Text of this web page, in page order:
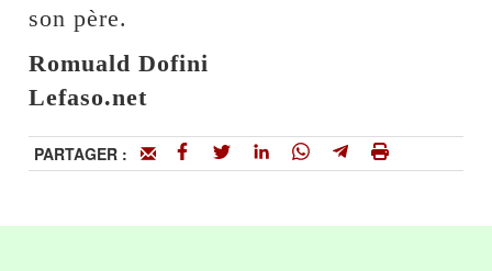
son père.
Romuald Dofini
Lefaso.net
PARTAGER :